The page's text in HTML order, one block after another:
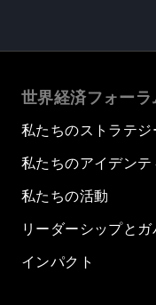
世界経済フォーラ
私たちのストラテジ
私たちのアイデンテ
私たちの活動
リーダーシップとガ
インパクト